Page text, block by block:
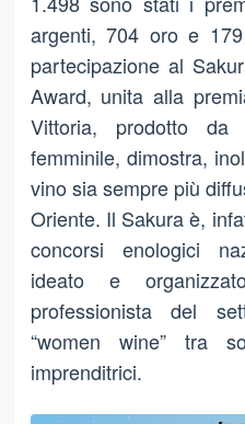
argenti, 704 oro e
partecipazione al
Award, unita alla
Vittoria, prodotto
femminile, dimostra,
vino sia sempre più
Oriente. Il Sakura è,
concorsi enologici
ideato e
professionista del
“women wine” tra
imprenditrici.